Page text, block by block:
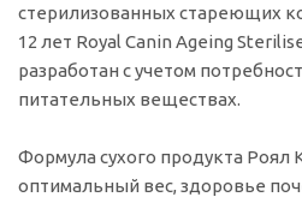
стерилизованных стареющих
12 лет Royal Canin Ageing
разработан с учетом
питательных веществах.
Формула сухого продукта
оптимальный вес, здоровье